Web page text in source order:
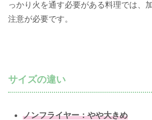
っかり火を通す必要がある料理では、
注意が必要です。
サイズの違い
ノンフライヤー：やや大きめ